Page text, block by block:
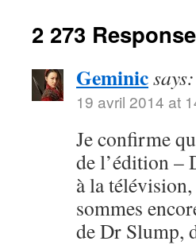
2 273
Geminicsays:
19 avril 2014 at
Je confirme
de l’édition –
à la
sommes
de Dr Slump,